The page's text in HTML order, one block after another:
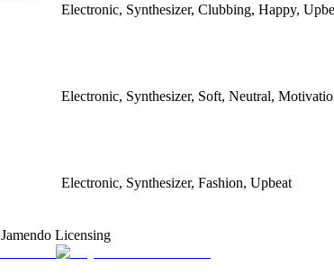
Electronic, Synthesizer, Clubbing, Happy,
Electronic, Synthesizer, Soft, Neutral,
Electronic, Synthesizer, Fashion, Upbeat
Jamendo Licensing